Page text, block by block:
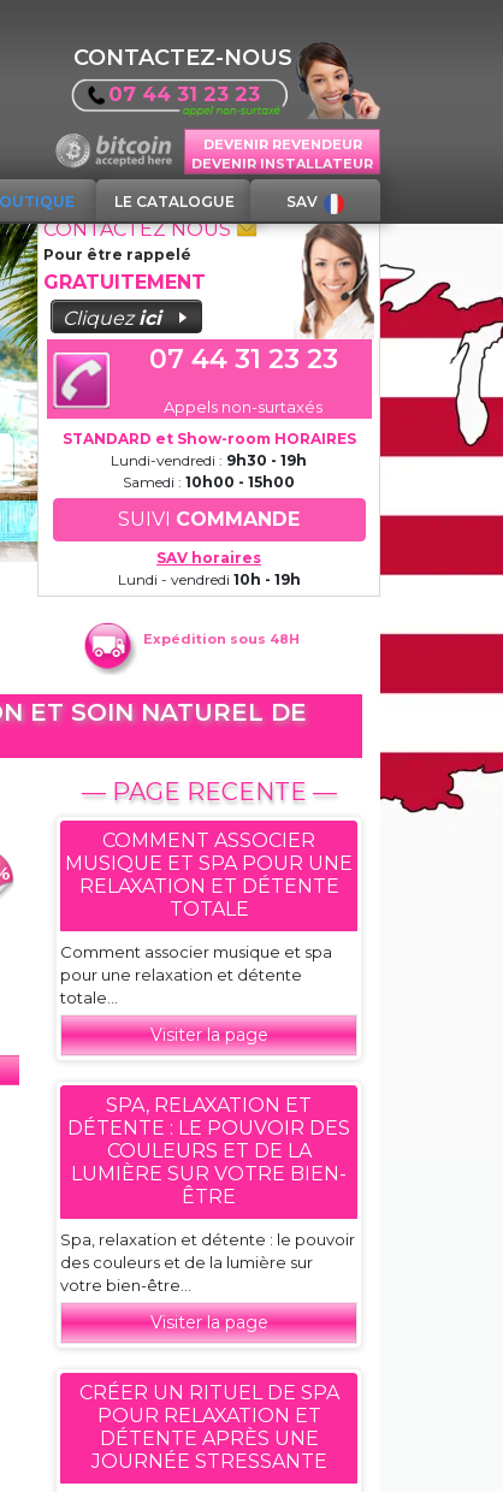
CONTACTEZ-NOUS
07 44 31 23 23
DEVENIR REVENDEUR
DEVENIR INSTALLATEUR
LE CATALOGUE SAV
CONTACTEZ NOUS
Pour être rappelé
GRATUITEMENT
Cliquezici
07 44 31 23 23
Appels non-surtaxés
STANDARD et Show-room HORAIRES
Lundi-vendredi : 9h30 - 19h
Samedi : 10h00 - 15h00
SUIVI COMMANDE
SAV horaires
Lundi - vendredi 10h - 19h
Expédition sous 48H
ET SOIN NATUREL DE
— PAGE RECENTE —
COMMENT ASSOCIER
MUSIQUE ET SPA POUR UNE
RELAXATION ET DÉTENTE
TOTALE
Comment associer musique et spa
pour une relaxation et détente
totale...
Visiter la page
SPA, RELAXATION ET
DÉTENTE : LE POUVOIR DES
COULEURS ET DE LA
LUMIÈRE SUR VOTRE BIEN-
ÊTRE
Spa, relaxation et détente : le pouvoir
des couleurs et de la lumière sur
votre bien-être...
Visiter la page
CRÉER UN RITUEL DE SPA
POUR RELAXATION ET
DÉTENTE APRÈS UNE
JOURNÉE STRESSANTE